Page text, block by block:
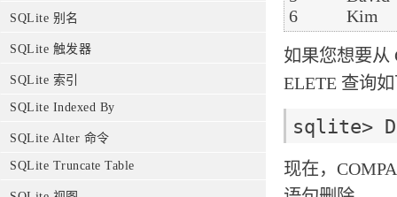
SQLite 别名
SQLite 触发器
SQLite 索引
SQLite Indexed By
SQLite Alter 命令
SQLite Truncate Table
如果您想要从
ELETE 查询
现在，